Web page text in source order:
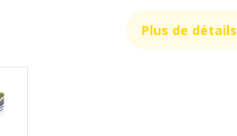
Plus de détails